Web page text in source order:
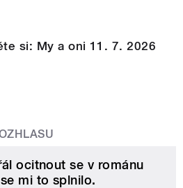
si: My a oni 11. 7. 2026
ocitnout se v románu
mi to splnilo.